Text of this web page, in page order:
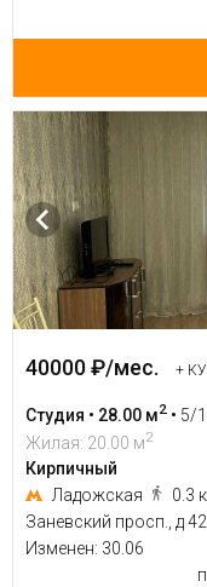
40000 ₽/мес. + КУ
Студия • 28.00 м2 • 5/
Жилая: 20.00 м2
Кирпичный
Ладожская
0.3
Заневский просп., д 42
Изменен: 30.06